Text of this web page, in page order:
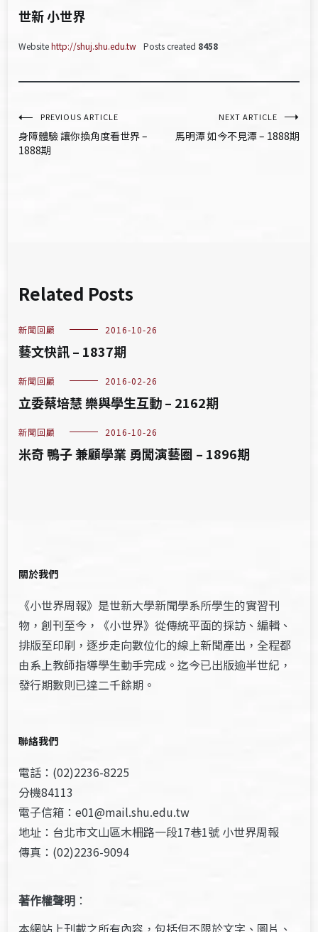
世新 小世界
Websitehttp://shuj.shu.edu.tw Posts created 8458
文
章
PREVIOUS ARTICLE
身障體驗 讓你換角度看世界 –
1888期
NEXT ARTICLE
馬明潭 如今不見潭 – 1888期
Related Posts
新聞回顧 2016-10-26
藝文快訊 – 1837期
新聞回顧 2016-02-26
立委蔡培慧 樂與學生互動 – 2162期
新聞回顧 2016-10-26
米奇 鴨子 兼顧學業 勇闖演藝圈 – 1896期
關於我們
《小世界周報》是世新大學新聞學系所學生的實習刊
物，創刊至今，《小世界》從傳統平面的採訪、編輯、
排版至印刷，逐步走向數位化的線上新聞產出，全程都
由系上教師指導學生動手完成。迄今已出版逾半世紀，
發行期數則已達二千餘期。
聯絡我們
電話：(02)2236-8225
分機84113
電子信箱：e01@mail.shu.edu.tw
地址：台北市文山區木柵路一段17巷1號 小世界周報
傳真：(02)2236-9094
著作權聲明 ：
本網站上刊載之所有內容，包括但不限於文字、圖片、